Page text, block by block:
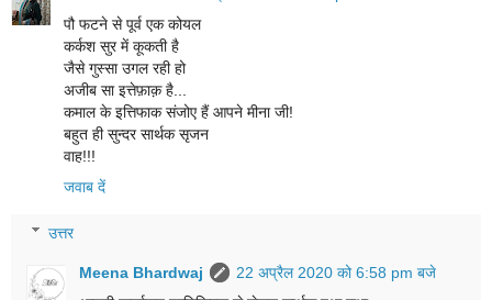
पौ फटने से पूर्व एक कोयल
कर्कश सुर में कूकती है
जैसे गुस्सा उगल रही हो
अजीब सा इत्तेफ़ाक़ है...
कमाल के इत्तिफाक संजोए हैं आपने मीना जी!
बहुत ही सुन्दर सार्थक सृजन
वाह!!!
जवाब दें
उत्तर
Meena Bhardwaj
22 अप्रैल 2020 को 6:58 pm बजे